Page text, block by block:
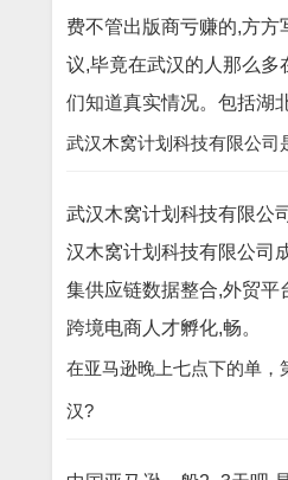
费不管出版商亏赚的,方方
议,毕竟在武汉的人那么多
们知道真实情况。包括湖北
武汉木窝计划科技有限公司
武汉木窝计划科技有限公
汉木窝计划科技有限公司
集供应链数据整合,外贸平
跨境电商人才孵化,畅。
在亚马逊晚上七点下的单，
汉?